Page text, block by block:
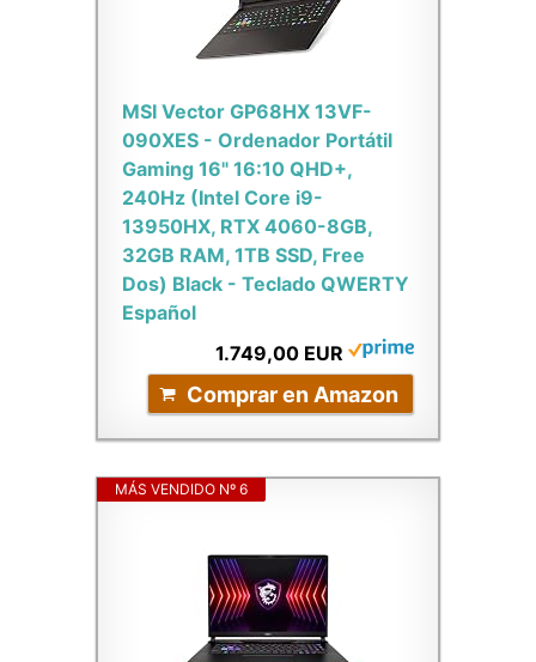
MSI Vector GP68HX 13VF-
090XES - Ordenador Portátil
Gaming 16" 16:10 QHD+,
240Hz (Intel Core i9-
13950HX, RTX 4060-8GB,
32GB RAM, 1TB SSD, Free
Dos) Black - Teclado QWERTY
Español
1.749,00 EUR
Comprar en Amazon
MÁS VENDIDO Nº 6